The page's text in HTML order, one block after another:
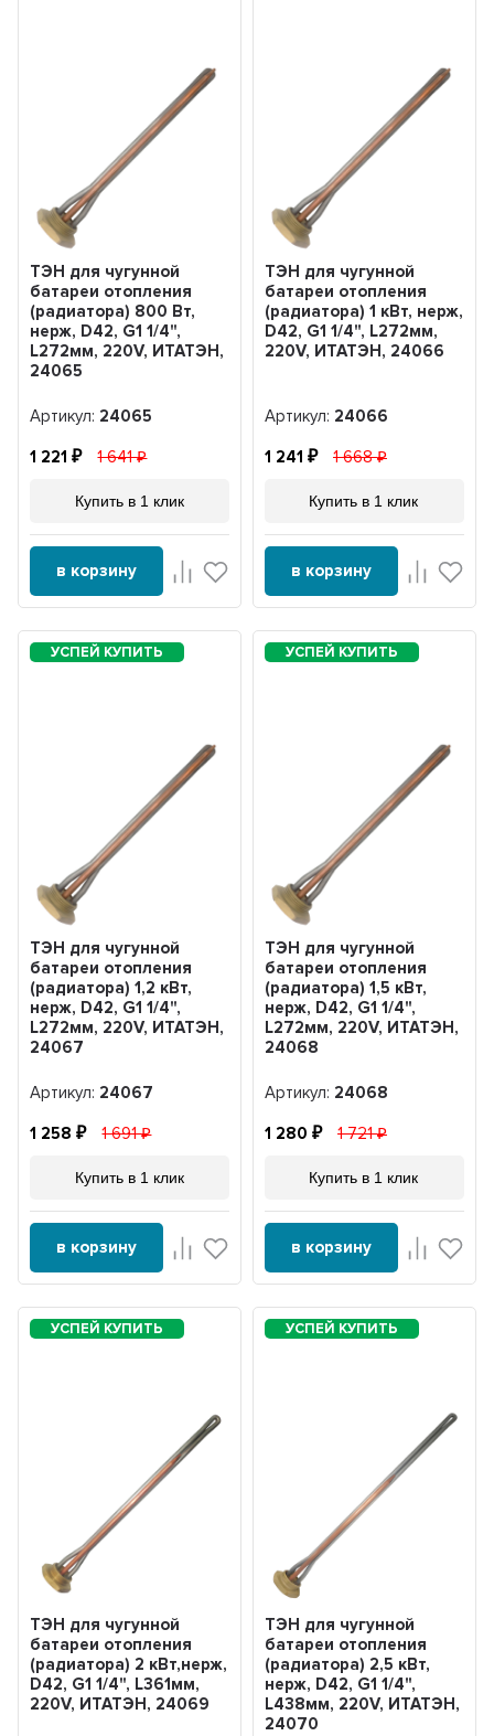
ТЭН для чугунной
батареи отопления
(радиатора) 800 Вт,
нерж, D42, G1 1/4",
L272мм, 220V, ИТАТЭН,
24065
Артикул: 24065
1 221 1 641
Купить в 1 клик
в корзину
ТЭН для чугунной
батареи отопления
(радиатора) 1 кВт, нерж,
D42, G1 1/4", L272мм,
220V, ИТАТЭН, 24066
Артикул: 24066
1 241 1 668
Купить в 1 клик
в корзину
ТЭН для чугунной
батареи отопления
(радиатора) 1,2 кВт,
нерж, D42, G1 1/4",
L272мм, 220V, ИТАТЭН,
24067
Артикул: 24067
1 258 1 691
Купить в 1 клик
в корзину
ТЭН для чугунной
батареи отопления
(радиатора) 1,5 кВт,
нерж, D42, G1 1/4",
L272мм, 220V, ИТАТЭН,
24068
Артикул: 24068
1 280 1 721
Купить в 1 клик
в корзину
ТЭН для чугунной
батареи отопления
(радиатора) 2 кВт,нерж,
D42, G1 1/4", L361мм,
220V, ИТАТЭН, 24069
ТЭН для чугунной
батареи отопления
(радиатора) 2,5 кВт,
нерж, D42, G1 1/4",
L438мм, 220V, ИТАТЭН,
24070